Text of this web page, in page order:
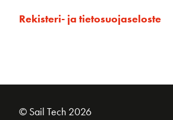
Rekisteri- ja tietosuojaseloste
© Sail Tech 2026